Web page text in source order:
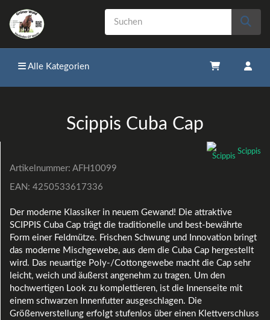
Alle Kategorien
Scippis Cuba Cap
Scippis
Artikelnummer: AFH10099
EAN: 4250533617336
Der moderne Klassiker in neuem Gewand! Die attraktive
SCIPPIS Cuba Cap trägt die traditionelle und best-bewährte
Form einer Feldmütze. Frischen Schwung und Innovation bringt
das moderne Mischgewebe, aus dem die Cuba Cap hergestellt
wird. Das neuartige Poly-/Cottongewebe macht die Cap sehr
leicht, weich und äußerst angenehm zu tragen. Um den
hochwertigen Look zu komplettieren, ist die Innenseite mit
einem schwarzen Innenfutter ausgeschlagen. Die
Größenverstellung erfolgt stufenlos über einen Klettverschluss